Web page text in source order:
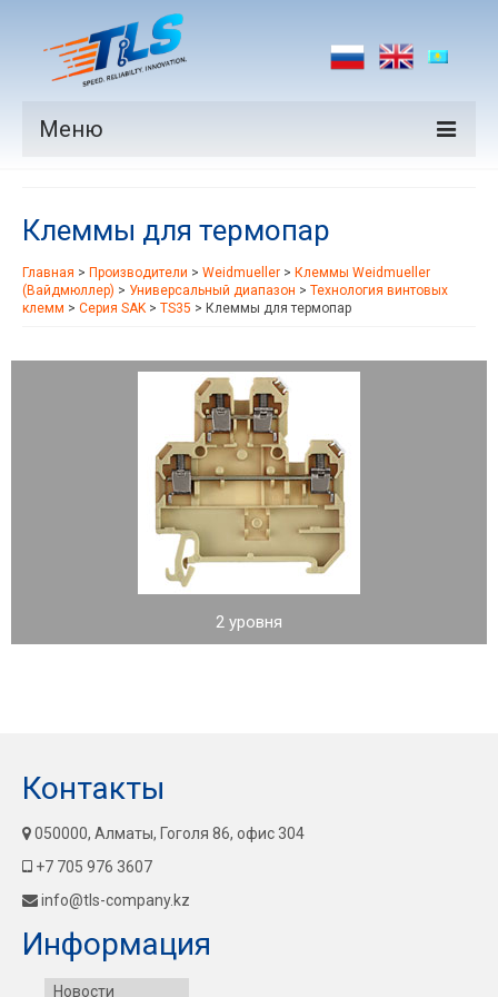
Меню
Производители
Рынки
Клеммы для термопар
Главная > Производители > Weidmueller > Клеммы Weidmueller
(Вайдмюллер) > Универсальный диапазон > Технология винтовых
клемм > Серия SAK > TS35 > Клеммы для термопар
2 уровня
Контакты
050000, Алматы, Гоголя 86, офис 304
+7 705 976 3607
info@tls-company.kz
Информация
Новости